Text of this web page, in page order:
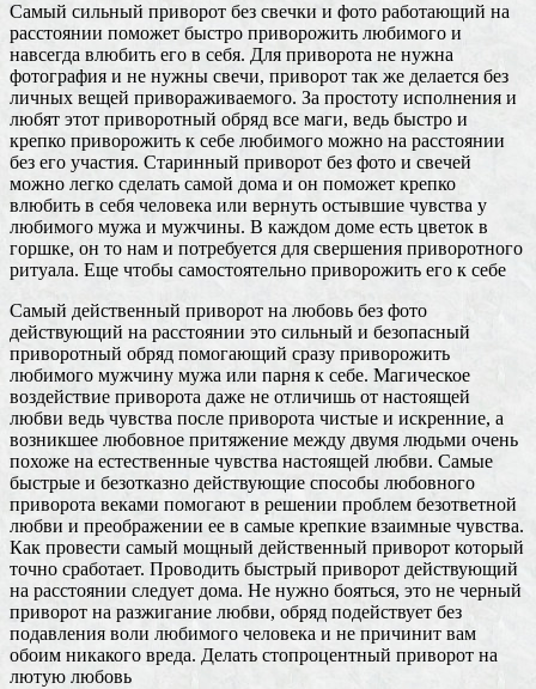
Самый сильный приворот без свечки и фото работающий на
расстоянии поможет быстро приворожить любимого и
навсегда влюбить его в себя. Для приворота не нужна
фотография и не нужны свечи, приворот так же делается без
личных вещей привораживаемого. За простоту исполнения и
любят этот приворотный обряд все маги, ведь быстро и
крепко приворожить к себе любимого можно на расстоянии
без его участия. Старинный приворот без фото и свечей
можно легко сделать самой дома и он поможет крепко
влюбить в себя человека или вернуть остывшие чувства у
любимого мужа и мужчины. В каждом доме есть цветок в
горшке, он то нам и потребуется для свершения приворотного
ритуала. Еще чтобы самостоятельно приворожить его к себе
Самый действенный приворот на любовь без фото
действующий на расстоянии это сильный и безопасный
приворотный обряд помогающий сразу приворожить
любимого мужчину мужа или парня к себе. Магическое
воздействие приворота даже не отличишь от настоящей
любви ведь чувства после приворота чистые и искренние, а
возникшее любовное притяжение между двумя людьми очень
похоже на естественные чувства настоящей любви. Самые
быстрые и безотказно действующие способы любовного
приворота веками помогают в решении проблем безответной
любви и преображении ее в самые крепкие взаимные чувства.
Как провести самый мощный действенный приворот который
точно сработает. Проводить быстрый приворот действующий
на расстоянии следует дома. Не нужно бояться, это не черный
приворот на разжигание любви, обряд подействует без
подавления воли любимого человека и не причинит вам
обоим никакого вреда. Делать стопроцентный приворот на
лютую любовь